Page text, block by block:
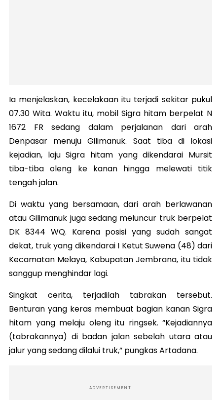
Ia menjelaskan, kecelakaan itu terjadi sekitar pukul
07.30 Wita. Waktu itu, mobil Sigra hitam berpelat N
1672 FR sedang dalam perjalanan dari arah
Denpasar menuju Gilimanuk. Saat tiba di lokasi
kejadian, laju Sigra hitam yang dikendarai Mursit
tiba-tiba oleng ke kanan hingga melewati titik
tengah jalan.
Di waktu yang bersamaan, dari arah berlawanan
atau Gilimanuk juga sedang meluncur truk berpelat
DK 8344 WQ. Karena posisi yang sudah sangat
dekat, truk yang dikendarai I Ketut Suwena (48) dari
Kecamatan Melaya, Kabupatan Jembrana, itu tidak
sanggup menghindar lagi.
Singkat cerita, terjadilah tabrakan tersebut.
Benturan yang keras membuat bagian kanan Sigra
hitam yang melaju oleng itu ringsek. “Kejadiannya
(tabrakannya) di badan jalan sebelah utara atau
jalur yang sedang dilalui truk,” pungkas Artadana.
ADVERTISEMENT